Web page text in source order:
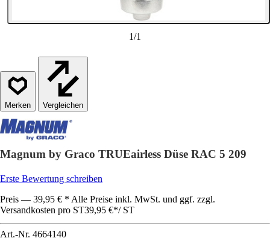
1/1
Vergleichen
Magnum by Graco TRUEairless Düse RAC 5 209
Erste Bewertung schreiben
Preis — 39,95 € * Alle Preise inkl. MwSt. und ggf. zzgl.
Versandkosten pro ST39,95 €*/ ST
Art.-Nr. 4664140